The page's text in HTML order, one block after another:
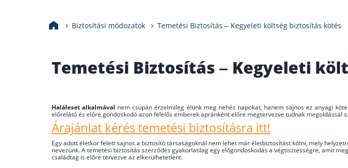
Biztosítási módozatok Temetési Biztosítás – Kegyeleti költség biztosítás kötés
Temetési Biztosítás – Kegyeleti
Haláleset alkalmával nem csupán érzelmileg élünk meg nehéz napokat, hanem sajnos ez anyagi
előrelátó és előre gondoskodó azon felelős emberek apránként előre megtervezve tudnak megoldással
Árajánlat kérés temetési biztosításra itt!
Egy adott életkor felett sajnos a biztosító társaságoknál nem lehet már életbiztosítást kötni, mely
nevezünk. A temetési biztosítás szerződés gyakorlatilag egy előgondoskodás a végtisztességre, amit
családtag is előre tervezve az elkerülhetetlent.